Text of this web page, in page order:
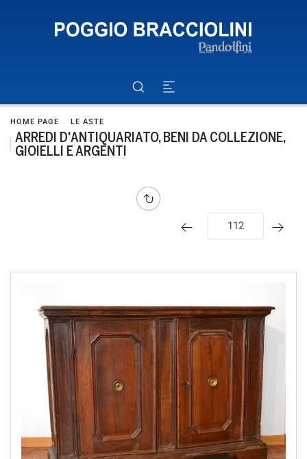
HOME PAGE LE ASTE
ARREDI D'ANTIQUARIATO, BENI DA COLLEZIONE,
GIOIELLI E ARGENTI